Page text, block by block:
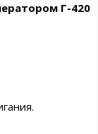
Г-420